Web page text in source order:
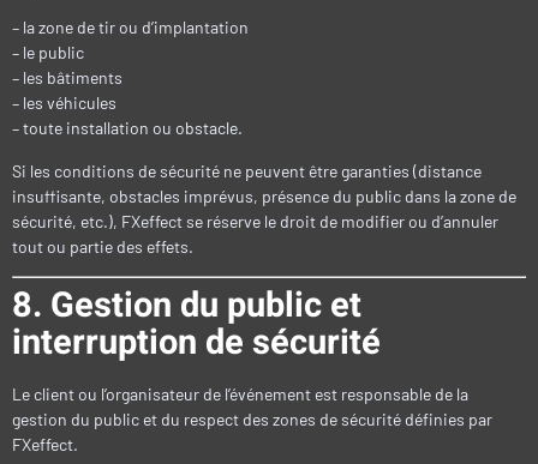
– la zone de tir ou d’implantation
– le public
– les bâtiments
– les véhicules
– toute installation ou obstacle.
Si les conditions de sécurité ne peuvent être garanties (distance
insuffisante, obstacles imprévus, présence du public dans la zone de
sécurité, etc.), FXeffect se réserve le droit de modifier ou d’annuler
tout ou partie des effets.
8. Gestion du public et
interruption de sécurité
Le client ou l’organisateur de l’événement est responsable de la
gestion du public et du respect des zones de sécurité définies par
FXeffect.